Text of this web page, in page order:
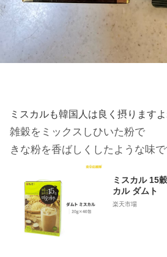
ミスカルも韓国人は良く摂ります
雑穀をミックスしひいた粉で
きな粉を香ばしくしたような味
ミスカル 15
カル ダムト
楽天市場